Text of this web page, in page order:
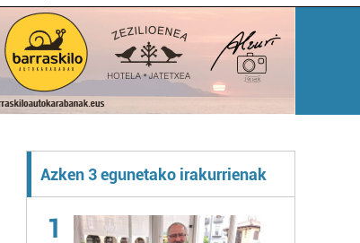
Azken 3 egunetako irakurrienak
1